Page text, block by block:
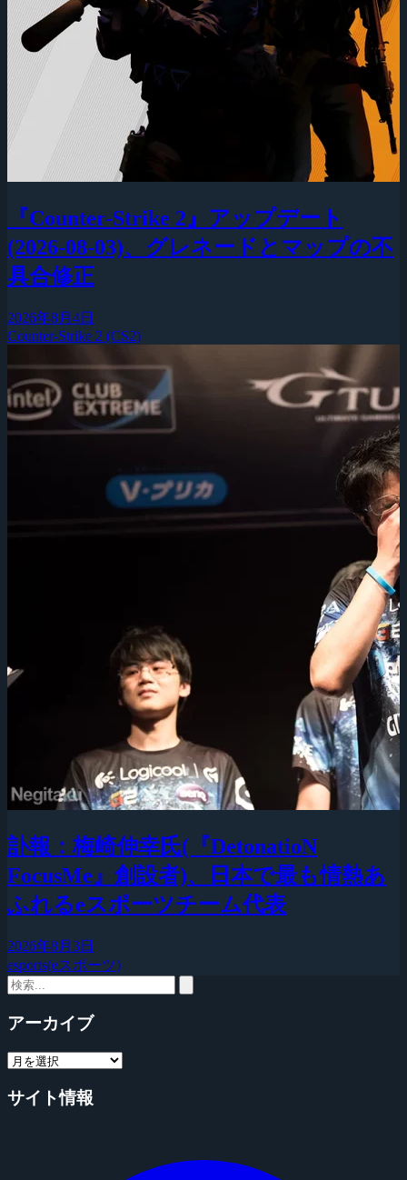
『Counter-Strike 2』アップデート
(2026-08-03)、グレネードとマップの不
具合修正
2026年8月4日
Counter-Strike 2 (CS2)
訃報：梅崎伸幸氏(『DetonatioN
FocusMe』創設者)、日本で最も情熱あ
ふれるeスポーツチーム代表
2026年8月3日
esports(eスポーツ)
アーカイブ
サイト情報